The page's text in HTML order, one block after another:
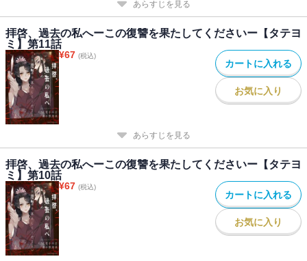
あらすじを見る
拝啓、過去の私へーこの復讐を果たしてくださいー【タテヨ
ミ】第11話
¥67 (税込)
カートに入れる
お気に入り
あらすじを見る
拝啓、過去の私へーこの復讐を果たしてくださいー【タテヨ
ミ】第10話
¥67 (税込)
カートに入れる
お気に入り